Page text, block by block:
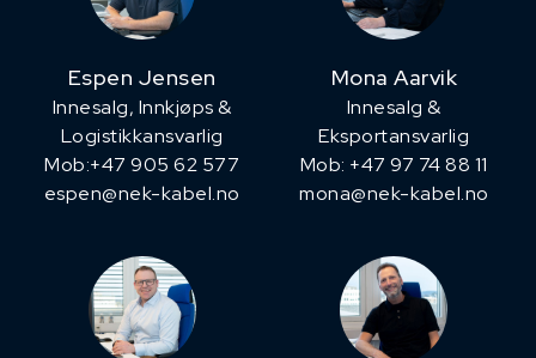
Espen Jensen
Innesalg, ​Innkjøps &
Logistikkansvarlig
Mob:+47 905 62 577
espen@nek-kabel.no
Mona Aarvik
Innesalg &
Eksportansvarlig
Mob: +47 97 74 88 11
mona@nek-kabel.no